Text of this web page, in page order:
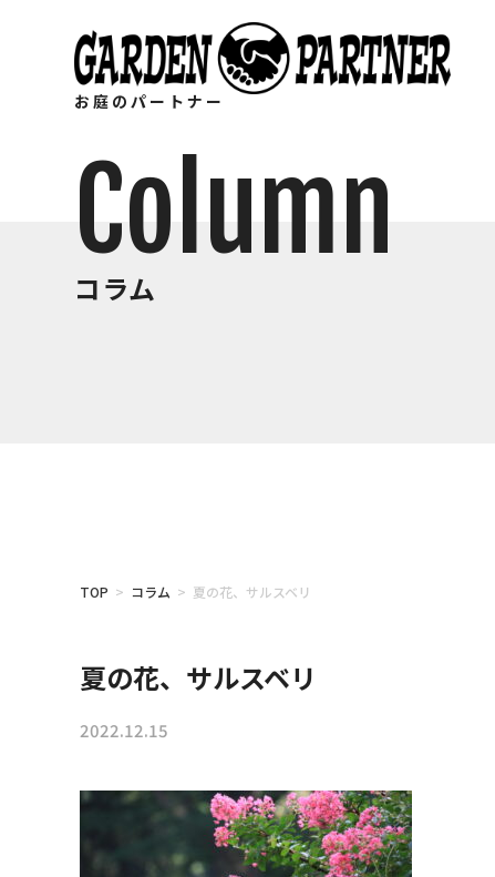
お庭のパートナー
Column
コラム
TOP > コラム > 夏の花、サルスベリ
夏の花、サルスベリ
2022.12.15